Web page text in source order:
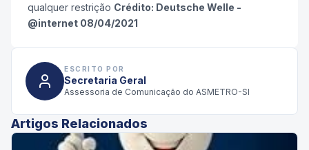
qualquer restrição Crédito: Deutsche Welle -
@internet 08/04/2021
ESCRITO POR
Secretaria Geral
Assessoria de Comunicação do ASMETRO-SI
Artigos Relacionados